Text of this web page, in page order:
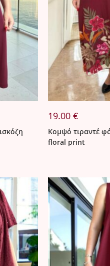
19.00€
Κομψό τιραντέ
floral print